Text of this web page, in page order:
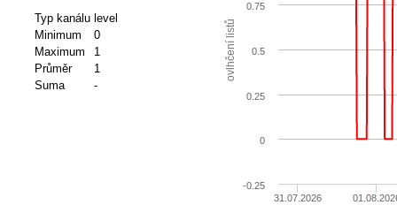
Typ kanálu level
Minimum
0
Maximum
1
Průměr
1
Suma
-
ovlhčení listů
31.07.2026
-0.25
0
0.25
0.5
0.75